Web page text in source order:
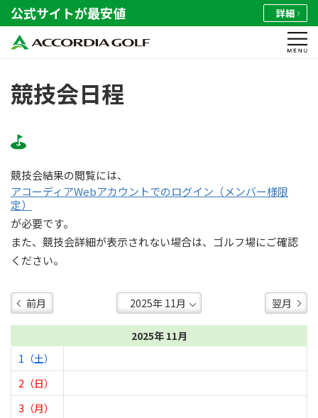
公式サイトが最安値 詳細
競技会日程
競技会結果の閲覧には、
アコーディアWebアカウントでのログイン（メンバー様限
定）
が必要です。
また、競技会詳細が表示されない場合は、ゴルフ場にご確認
ください。
前月 翌月
2025年 11月
1（土）
2（日）
3（月）